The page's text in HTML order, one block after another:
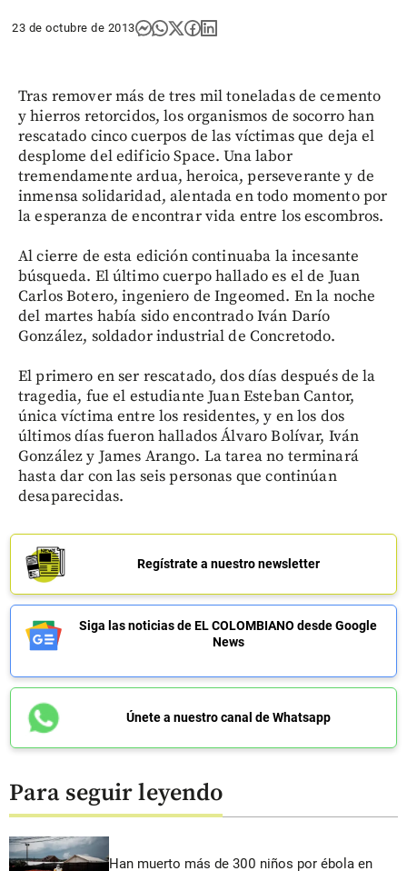
23 de octubre de 2013
Tras remover más de tres mil toneladas de cemento
y hierros retorcidos, los organismos de socorro han
rescatado cinco cuerpos de las víctimas que deja el
desplome del edificio Space. Una labor
tremendamente ardua, heroica, perseverante y de
inmensa solidaridad, alentada en todo momento por
la esperanza de encontrar vida entre los escombros.
Al cierre de esta edición continuaba la incesante
búsqueda. El último cuerpo hallado es el de Juan
Carlos Botero, ingeniero de Ingeomed. En la noche
del martes había sido encontrado Iván Darío
González, soldador industrial de Concretodo.
El primero en ser rescatado, dos días después de la
tragedia, fue el estudiante Juan Esteban Cantor,
única víctima entre los residentes, y en los dos
últimos días fueron hallados Álvaro Bolívar, Iván
González y James Arango. La tarea no terminará
hasta dar con las seis personas que continúan
desaparecidas.
Regístrate a nuestro newsletter
Siga las noticias de EL COLOMBIANO desde Google
News
Únete a nuestro canal de Whatsapp
Para seguir leyendo
Han muerto más de 300 niños por ébola en